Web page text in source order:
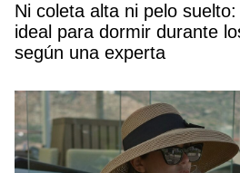
Ni coleta alta ni pelo
ideal para dormir durante
según una experta